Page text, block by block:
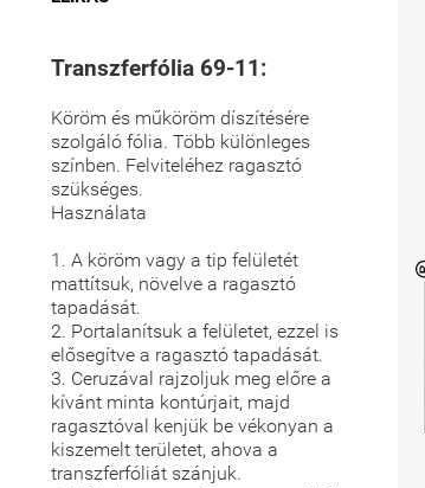
Transzferfólia 69-11:
Köröm és műköröm díszítésére
szolgáló fólia. Több különleges
színben. Felviteléhez ragasztó
szükséges.
Használata
1. A köröm vagy a tip felületét
mattítsuk, növelve a ragasztó
tapadását.
2. Portalanítsuk a felületet, ezzel is
elősegítve a ragasztó tapadását.
3. Ceruzával rajzoljuk meg előre a
kívánt minta kontúrjait, majd
ragasztóval kenjük be vékonyan a
kiszemelt területet, ahova a
transzferfóliát szánjuk.